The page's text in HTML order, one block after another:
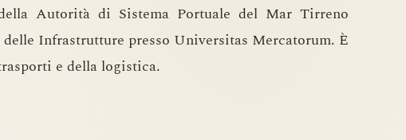
Autorità di Sistema Portuale del Mar Tirreno
Infrastrutture presso Universitas Mercatorum. È
e della logistica.